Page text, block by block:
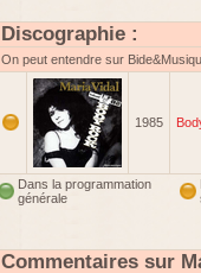
Discographie :
On peut entendre sur
1985
Dans la programmation
générale
Commentaires sur